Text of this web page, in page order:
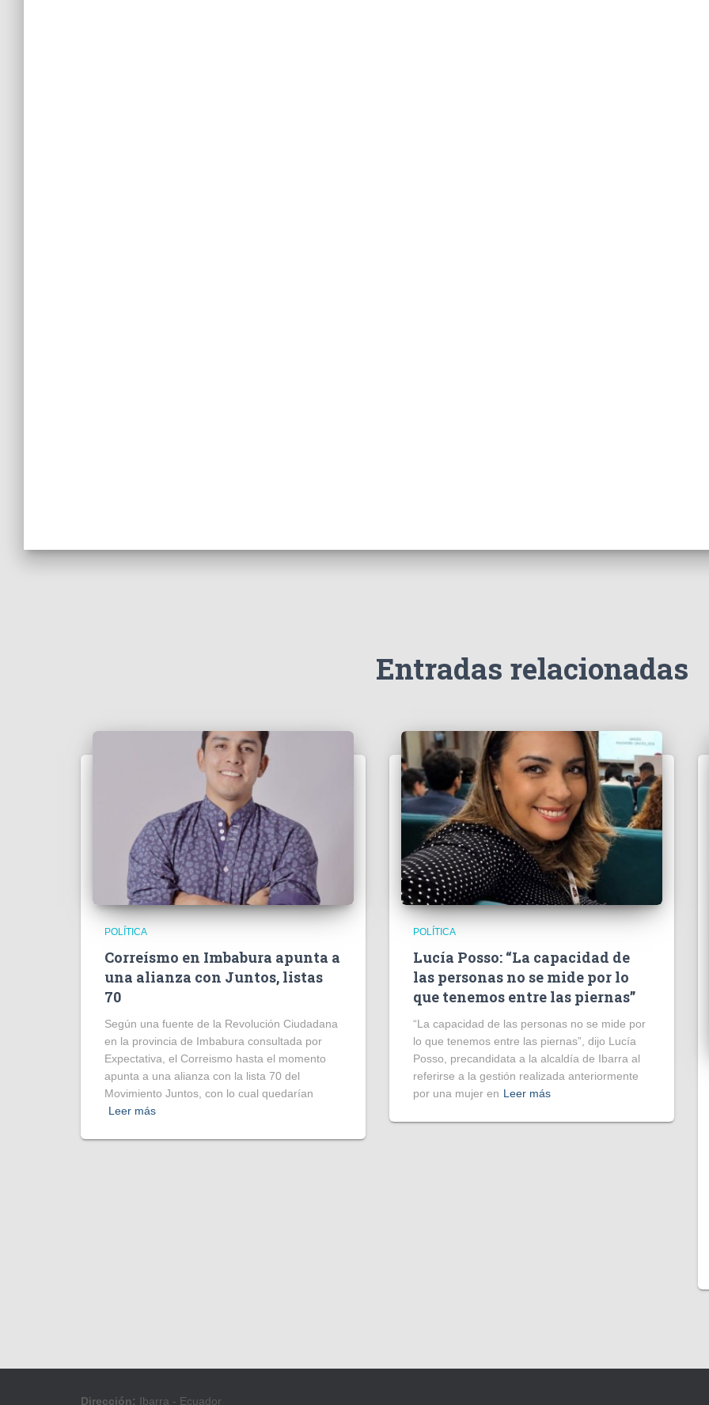
Entradas relacionadas
POLÍTICA
Correísmo en Imbabura apunta a
una alianza con Juntos, listas
70
Según una fuente de la Revolución Ciudadana
en la provincia de Imbabura consultada por
Expectativa, el Correismo hasta el momento
apunta a una alianza con la lista 70 del
Movimiento Juntos, con lo cual quedarían
Leer más
POLÍTICA
Lucía Posso: “La capacidad de
las personas no se mide por lo
que tenemos entre las piernas”
“La capacidad de las personas no se mide por
lo que tenemos entre las piernas”, dijo Lucía
Posso, precandidata a la alcaldía de Ibarra al
referirse a la gestión realizada anteriormente
por una mujer en Leer más
Dirección: Ibarra - Ecuador